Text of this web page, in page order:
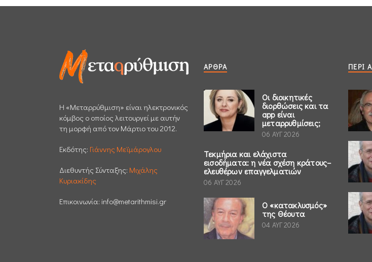
H «Μεταρρύθμιση» είναι ηλεκτρονικός
κόμβος ο οποίος λειτουργεί με αυτήν
τη μορφή από τον Μάρτιο του 2012.
Εκδότης: Γιάννης Μεϊμάρογλου
Διεθυντής Σύνταξης: Μιχάλης
Κυριακίδης
Επικοινωνία: info@metarithmisi.gr
ΆΡΘΡΑ
Οι διοικητικές
διορθώσεις και τα
app είναι
μεταρρυθμίσεις;
06 ΑΥΓ 2026
Τεκμήρια και ελάχιστα
εισοδήματα: η νέα σχέση κράτους–
ελευθέρων επαγγελματιών
06 ΑΥΓ 2026
Ο «κατακλυσμός»
της Θέουτα
04 ΑΥΓ 2026
ΠΕΡΊ